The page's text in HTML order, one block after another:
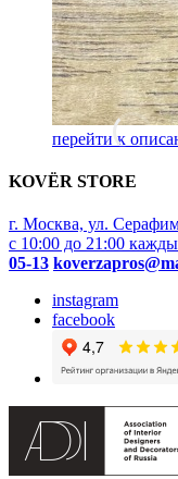
перейти к
KOVËR STORE
г. Москва, ул.
с 10:00 до 21:00
05-13
instagram
facebook